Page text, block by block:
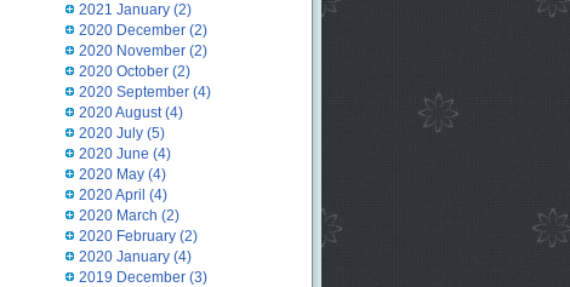
2021 January(2)
2020 December(2)
2020 November(2)
2020 October(2)
2020 September(4)
2020 August(4)
2020 July(5)
2020 June (4)
2020 May(4)
2020 April (4)
2020 March (2)
2020 February(2)
2020 January(4)
2019 December(3)